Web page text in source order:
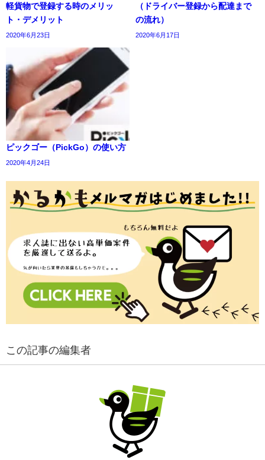
軽貨物で登録する時のメリッ
ト・デメリット
2020年6月23日
（ドライバー登録から配達まで
の流れ）
2020年6月17日
ピックゴー（PickGo）の使い方
2020年4月24日
この記事の編集者